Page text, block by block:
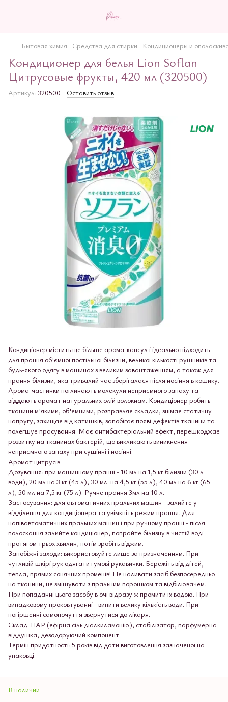
Бытовая химия Средства для стирки Кондиционеры и
Кондиционер для белья Lion Soflan
Цитрусовые фрукты, 420 мл (320500)
Артикул: 320500 Оставить отзыв
Кондиціонер містить ще більше арома-капсул і ідеально підходить
для прання об'ємної постільної білизни, великої кількості рушників та
будь-якого одягу в машинах з великим завантаженням, а також для
прання білизни, яка тривалий час зберігалася після носіння в кошику.
Арома-частинки поглинають молекули неприємного запаху та
віддають аромат натуральних олій волокнам. Кондиціонер робить
тканини м'якими, об'ємними, розправляє складки, знімає статичну
напругу, захищає від катишків, запобігає появі дефектів тканини та
полегшує прасування. Має антибактеріальний ефект, перешкоджає
розвитку на тканинах бактерій, що викликають виникнення
неприємного запаху при сушінні і носінні.
Аромат цитрусів.
Дозування: при машинному пранні - 10 мл на 1,5 кг білизни (30 л
води), 20 мл на 3 кг (45 л), 30 мл. на 4,5 кг (55 л), 40 мл на 6 кг (65
л), 50 мл на 7,5 кг (75 л). Ручне прання 3мл на 10 л.
Застосування: для автоматичних пральних машин - залийте у
відділення для кондиціонера та увімкніть режим прання. Для
напівавтоматичних пральних машин і при ручному пранні - після
полоскання залийте кондиціонер, попрайте білизну в чистій воді
протягом трьох хвилин, потім зробіть віджим.
Запобіжні заходи: використовуйте лише за призначенням. При
чутливій шкірі рук одягати гумові рукавички. Бережіть від дітей,
тепла, прямих сонячних променів! Не наливати засіб безпосередньо
на тканини, не змішувати з пральним порошком та відбілювачем.
При попаданні цього засобу в очі відразу ж промити їх водою. При
випадковому проковтуванні - випити велику кількість води. При
погіршенні самопочуття звернутися до лікаря.
Склад: ПАР (ефірна сіль діалкиламонію), стабілізатор, парфумерна
віддушка, дезодоруючий компонент.
Термін придатності: 5 років від дати виготовлення зазначеної на
упаковці.
В наличии